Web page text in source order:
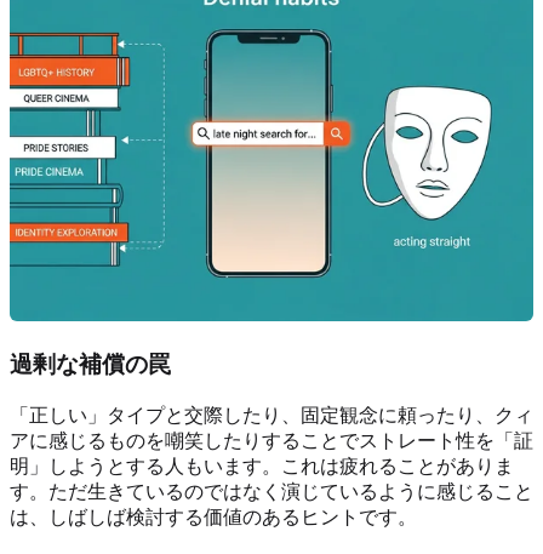
過剰な補償の罠
「正しい」タイプと交際したり、固定観念に頼ったり、クィ
アに感じるものを嘲笑したりすることでストレート性を「証
明」しようとする人もいます。これは疲れることがありま
す。ただ生きているのではなく演じているように感じること
は、しばしば検討する価値のあるヒントです。